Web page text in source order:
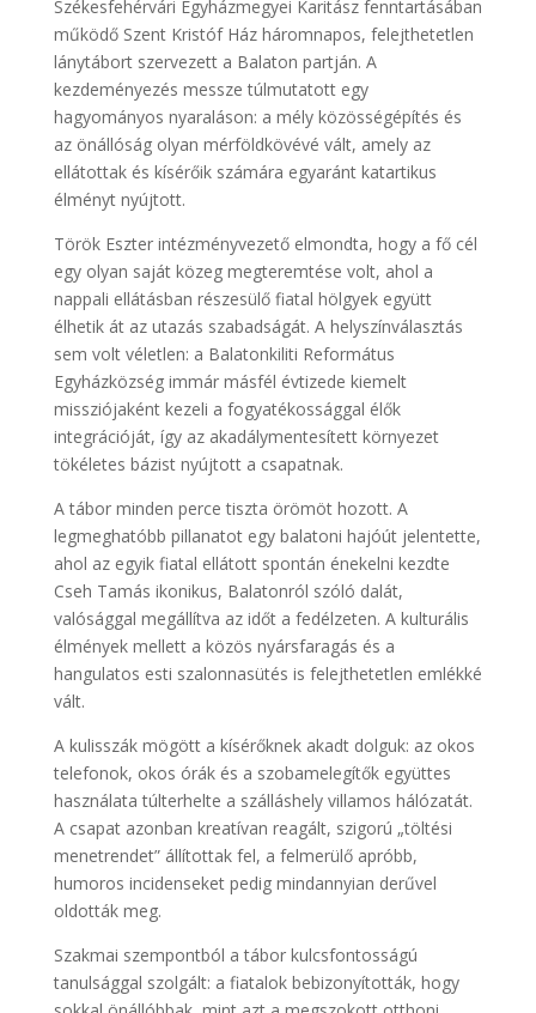
Székesfehérvári Egyházmegyei Karitász fenntartásában
működő Szent Kristóf Ház háromnapos, felejthetetlen
lánytábort szervezett a Balaton partján. A
kezdeményezés messze túlmutatott egy
hagyományos nyaraláson: a mély közösségépítés és
az önállóság olyan mérföldkövévé vált, amely az
ellátottak és kísérőik számára egyaránt katartikus
élményt nyújtott.
Török Eszter intézményvezető elmondta, hogy a fő cél
egy olyan saját közeg megteremtése volt, ahol a
nappali ellátásban részesülő fiatal hölgyek együtt
élhetik át az utazás szabadságát. A helyszínválasztás
sem volt véletlen: a Balatonkiliti Református
Egyházközség immár másfél évtizede kiemelt
missziójaként kezeli a fogyatékossággal élők
integrációját, így az akadálymentesített környezet
tökéletes bázist nyújtott a csapatnak.
A tábor minden perce tiszta örömöt hozott. A
legmeghatóbb pillanatot egy balatoni hajóút jelentette,
ahol az egyik fiatal ellátott spontán énekelni kezdte
Cseh Tamás ikonikus, Balatonról szóló dalát,
valósággal megállítva az időt a fedélzeten. A kulturális
élmények mellett a közös nyársfaragás és a
hangulatos esti szalonnasütés is felejthetetlen emlékké
vált.
A kulisszák mögött a kísérőknek akadt dolguk: az okos
telefonok, okos órák és a szobamelegítők együttes
használata túlterhelte a szálláshely villamos hálózatát.
A csapat azonban kreatívan reagált, szigorú „töltési
menetrendet” állítottak fel, a felmerülő apróbb,
humoros incidenseket pedig mindannyian derűvel
oldották meg.
Szakmai szempontból a tábor kulcsfontosságú
tanulsággal szolgált: a fiatalok bebizonyították, hogy